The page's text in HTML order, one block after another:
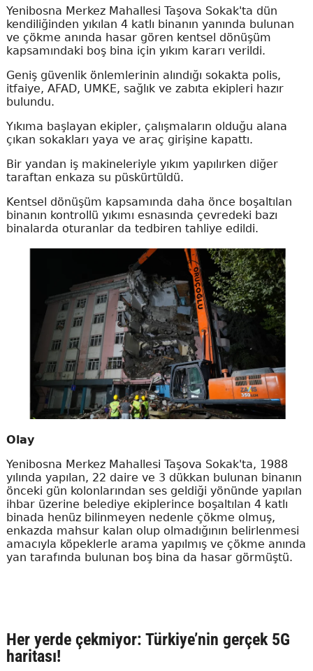
Yenibosna Merkez Mahallesi Taşova Sokak'ta dün
kendiliğinden yıkılan 4 katlı binanın yanında bulunan
ve çökme anında hasar gören kentsel dönüşüm
kapsamındaki boş bina için yıkım kararı verildi.
Geniş güvenlik önlemlerinin alındığı sokakta polis,
itfaiye, AFAD, UMKE, sağlık ve zabıta ekipleri hazır
bulundu.
Yıkıma başlayan ekipler, çalışmaların olduğu alana
çıkan sokakları yaya ve araç girişine kapattı.
Bir yandan iş makineleriyle yıkım yapılırken diğer
taraftan enkaza su püskürtüldü.
Kentsel dönüşüm kapsamında daha önce boşaltılan
binanın kontrollü yıkımı esnasında çevredeki bazı
binalarda oturanlar da tedbiren tahliye edildi.
Olay
Yenibosna Merkez Mahallesi Taşova Sokak'ta, 1988
yılında yapılan, 22 daire ve 3 dükkan bulunan binanın
önceki gün kolonlarından ses geldiği yönünde yapılan
ihbar üzerine belediye ekiplerince boşaltılan 4 katlı
binada henüz bilinmeyen nedenle çökme olmuş,
enkazda mahsur kalan olup olmadığının belirlenmesi
amacıyla köpeklerle arama yapılmış ve çökme anında
yan tarafında bulunan boş bina da hasar görmüştü.
Her yerde çekmiyor: Türkiye’nin gerçek 5G
haritası!